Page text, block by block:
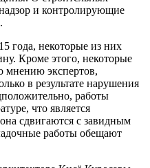
и контролирующие
года, некоторые из них
Кроме этого, некоторые
мнению экспертов,
в результате нарушения
работы
что является
сдвигаются с завидным
работы обещают